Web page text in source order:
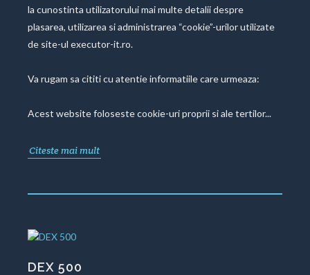
la cunostinta utilizatorului mai multe detalii despre
plasarea, utilizarea si administrarea “cookie”-urilor utilizate
de site-ul executor-it.ro.
Va rugam sa cititi cu atentie informatiile care urmeaza:
Acest website foloseste cookie-uri proprii si ale tertilor...
Citeste mai mult
DEX 500